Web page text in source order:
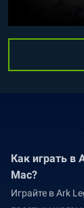
Как играть в
Mac?
Играйте в Ark